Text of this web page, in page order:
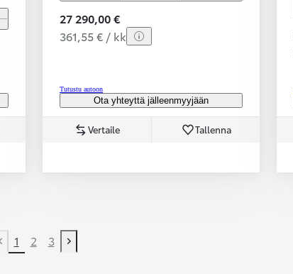
27 290,00 €
361,55 € / kk
Tutustu autoon
Ota yhteyttä jälleenmyyjään
Vertaile Tallenna
Previous page
1 2 3
Next page